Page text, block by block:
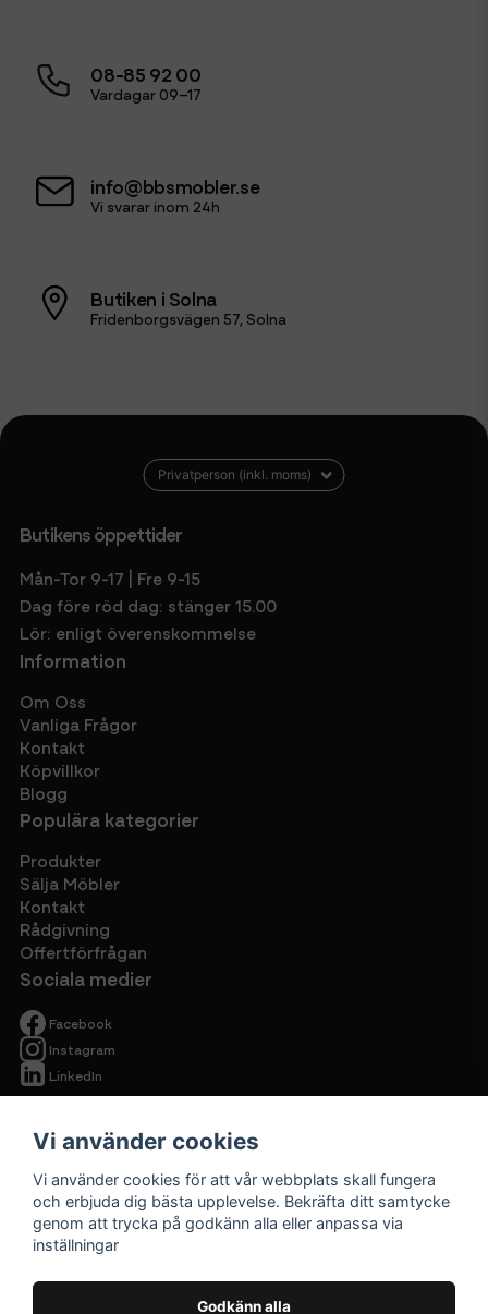
08-85 92 00
Vardagar 09–17
info@bbsmobler.se
Vi svarar inom 24h
Butiken i Solna
Fridenborgsvägen 57, Solna
Butikens öppettider
Mån-Tor 9-17 | Fre 9-15
Dag före röd dag: stänger 15.00
Lör: enligt överenskommelse
Information
Om Oss
Vanliga Frågor
Kontakt
Köpvillkor
Blogg
Populära kategorier
Produkter
Sälja Möbler
Kontakt
Rådgivning
Offertförfrågan
Sociala medier
Facebook
Instagram
LinkedIn
Begagnade
Cirkulärt ska
Vi använder cookies
Vi använder cookies för att vår webbplats skall fungera
och erbjuda dig bästa upplevelse. Bekräfta ditt samtycke
genom att trycka på godkänn alla eller anpassa via
inställningar
Godkänn alla